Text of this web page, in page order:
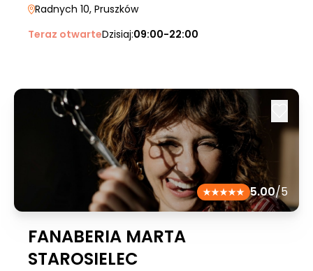
Radnych 10, Pruszków
Teraz otwarteDzisiaj:09:00-22:00
5.00/5
FANABERIA MARTA
STAROSIELEC